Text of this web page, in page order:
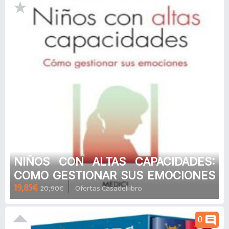
NIÑOS CON ALTAS CAPACIDADES:
COMO GESTIONAR SUS EMOCIONES
de VICTORIA MIR I COSTA
19,85€ 20,90€ Ofertas Casadellibro
0 comment